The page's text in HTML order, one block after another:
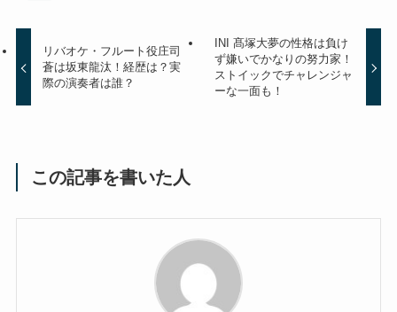
リバオケ・フルート役庄司
蒼は坂東龍汰！経歴は？実
際の演奏者は誰？
INI 髙塚大夢の性格は負け
ず嫌いでかなりの努力家！
ストイックでチャレンジャ
ーな一面も！
この記事を書いた人